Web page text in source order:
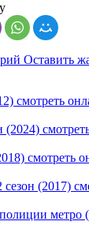
Оставить